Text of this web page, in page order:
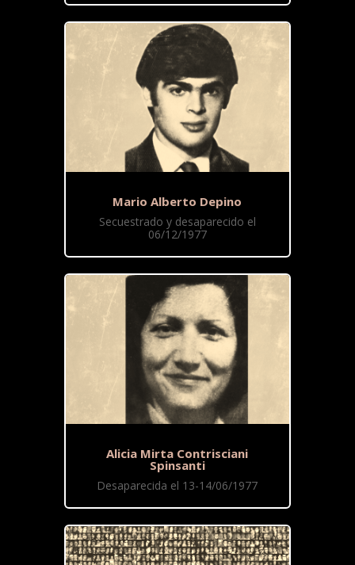
Mario Alberto Depino
Secuestrado y desaparecido el
06/12/1977
Alicia Mirta Contrisciani
Spinsanti
Desaparecida el 13-14/06/1977